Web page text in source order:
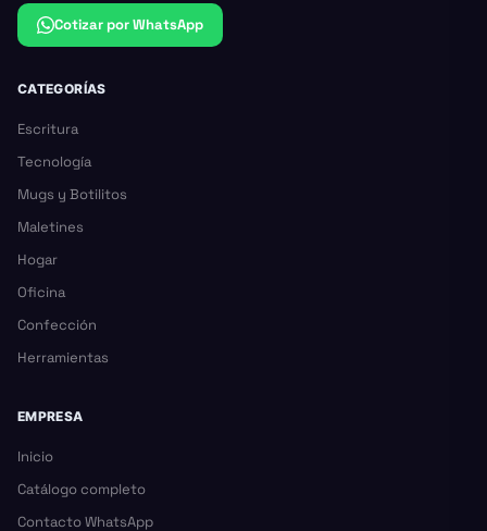
Cotizar por WhatsApp
CATEGORÍAS
Escritura
Tecnología
Mugs y Botilitos
Maletines
Hogar
Oficina
Confección
Herramientas
EMPRESA
Inicio
Catálogo completo
Contacto WhatsApp